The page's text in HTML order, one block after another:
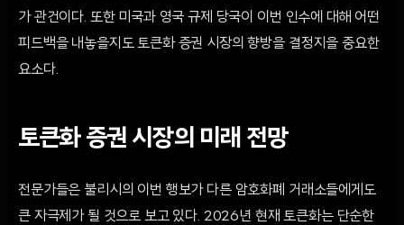
가 관건이다. 또한 미국과 영국 규제 당국이 이번 인수에 대해 어떤
피드백을 내놓을지도 토큰화 증권 시장의 향방을 결정지을 중요한
요소다.
토큰화 증권 시장의 미래 전망
전문가들은 불리시의 이번 행보가 다른 암호화폐 거래소들에게도
큰 자극제가 될 것으로 보고 있다. 2026년 현재 토큰화는 단순한